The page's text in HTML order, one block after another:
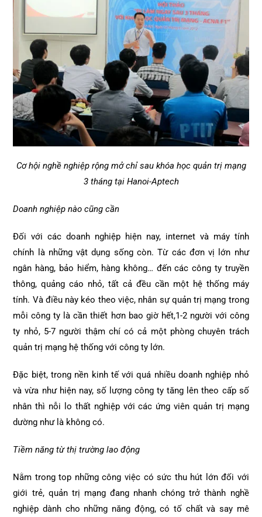
Cơ hội nghề nghiệp rộng mở chỉ sau khóa học quản trị mạng
3 tháng tại Hanoi-Aptech
Doanh nghiệp nào cũng cần
Đối với các doanh nghiệp hiện nay, internet và máy tính
chính là những vật dụng sống còn. Từ các đơn vị lớn như
ngân hàng, bảo hiểm, hàng không… đến các công ty truyền
thông, quảng cáo nhỏ, tất cả đều cần một hệ thống máy
tính. Và điều này kéo theo việc, nhân sự quản trị mạng trong
mỗi công ty là cần thiết hơn bao giờ hết,1-2 người với công
ty nhỏ, 5-7 người thậm chí có cả một phòng chuyên trách
quản trị mạng hệ thống với công ty lớn.
Đặc biệt, trong nền kinh tế với quá nhiều doanh nghiệp nhỏ
và vừa như hiện nay, số lượng công ty tăng lên theo cấp số
nhân thì nỗi lo thất nghiệp với các ứng viên quản trị mạng
dường như là không có.
Tiềm năng từ thị trường lao động
Nằm trong top những công việc có sức thu hút lớn đối với
giới trẻ, quản trị mạng đang nhanh chóng trở thành nghề
nghiệp dành cho những năng động, có tố chất và say mê